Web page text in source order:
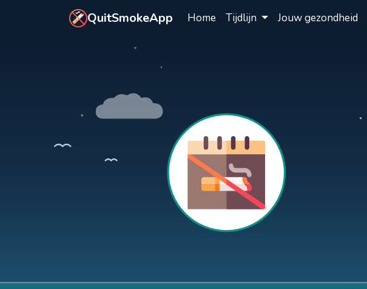
Ga naar hoofdinhoud
QuitSmokeApp Home Tijdlijn Jouw gezondheid